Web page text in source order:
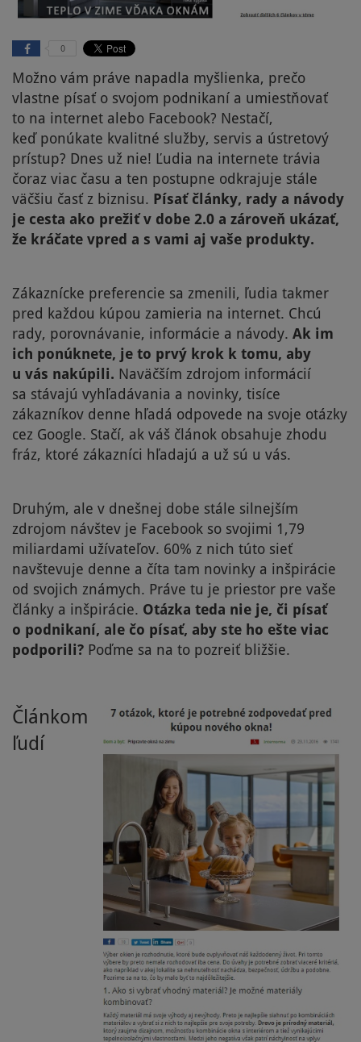
0
Možno vám práve napadla myšlienka, prečo
vlastne písať o svojom podnikaní a umiestňovať
to na internet alebo Facebook? Nestačí,
keď ponúkate kvalitné služby, servis a ústretový
prístup? Dnes už nie! Ľudia na internete trávia
čoraz viac času a ten postupne odkrajuje stále
väčšiu časť z biznisu. Písať články, rady a návody
je cesta ako prežiť v dobe 2.0 a zároveň ukázať,
že kráčate vpred a s vami aj vaše produkty.
Zákaznícke preferencie sa zmenili, ľudia takmer
pred každou kúpou zamieria na internet. Chcú
rady, porovnávanie, informácie a návody. Ak im
ich ponúknete, je to prvý krok k tomu, aby
u vás nakúpili. Naväčším zdrojom informácií
sa stávajú vyhľadávania a novinky, tisíce
zákazníkov denne hľadá odpovede na svoje otázky
cez Google. Stačí, ak váš článok obsahuje zhodu
fráz, ktoré zákazníci hľadajú a už sú u vás.
Druhým, ale v dnešnej dobe stále silnejším
zdrojom návštev je Facebook so svojimi 1,79
miliardami užívateľov. 60% z nich túto sieť
navštevuje denne a číta tam novinky a inšpirácie
od svojich známych. Práve tu je priestor pre vaše
články a inšpirácie. Otázka teda nie je, či písať
o podnikaní, ale čo písať, aby ste ho ešte viac
podporili? Poďme sa na to pozreiť bližšie.
Článkom
ľudí